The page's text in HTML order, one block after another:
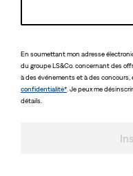
En soumettant mon adresse
du groupe LS&Co. concernant des
à des événements et à des
confidentialité* . Je peux me
détails.